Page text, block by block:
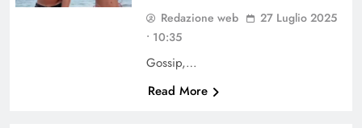
Redazione web
27 Luglio 2025
• 10:35
Gossip,…
Read More